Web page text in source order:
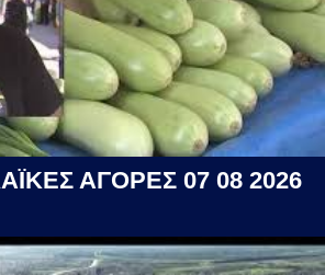
ΑΓΟΡΕΣ 07 08 2026